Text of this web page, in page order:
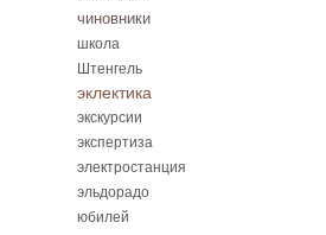
чиновники
школа
Штенгель
эклектика
экскурсии
экспертиза
электростанция
эльдорадо
юбилей